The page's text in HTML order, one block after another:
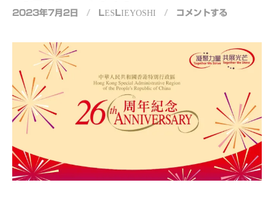
2023年7月2日 / LESLIEYOSHI / コメントする